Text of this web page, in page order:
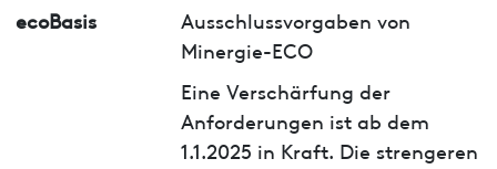
ecoBasis
Ausschlussvorgaben von
Minergie-ECO
Eine Verschärfung der
Anforderungen ist ab dem
1.1.2025 in Kraft. Die strengeren